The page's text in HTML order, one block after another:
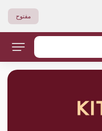
مفتوح